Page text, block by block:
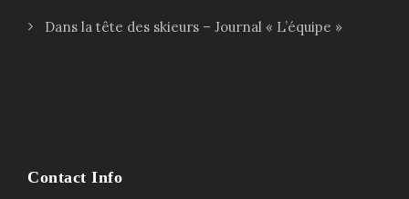
Dans la tête des skieurs – Journal « L’équipe »
Contact Info